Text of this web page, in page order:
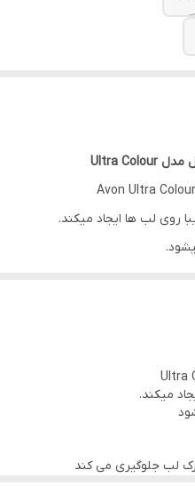
Avon Ultra
لب ها ایجاد میکند.
میکند.
لب جلوگیری می کند